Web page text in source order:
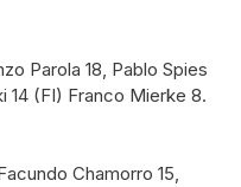
Parola 18, Pablo Spies
14 (FI) Franco Mierke 8.
Chamorro 15,